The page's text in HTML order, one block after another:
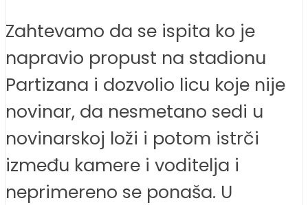
Zahtevamo da se ispita ko je
napravio propust na stadionu
Partizana i dozvolio licu koje nije
novinar, da nesmetano sedi u
novinarskoj loži i potom istrči
između kamere i voditelja i
neprimereno se ponaša. U